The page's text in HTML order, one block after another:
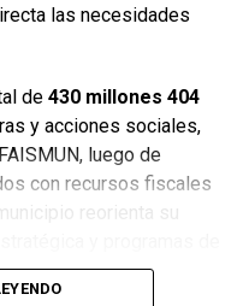
las necesidades
de 430 millones 404
y acciones sociales,
luego de
con recursos fiscales
reorienta su